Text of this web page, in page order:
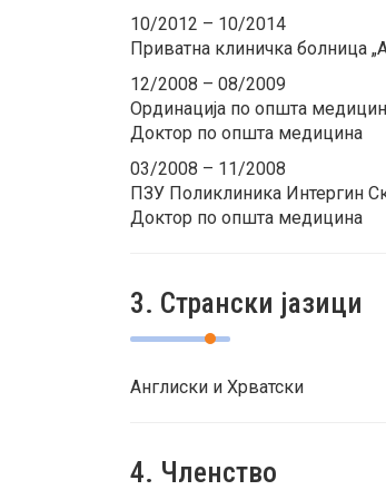
10/2012 – 10/2014
Приватна клиничка болница
12/2008 – 08/2009
Ординација по општа
Доктор по општа медицина
03/2008 – 11/2008
ПЗУ Поликлиника Интергин
Доктор по општа медицина
3. Странски јазици
Англиски и Хрватски
4. Членство